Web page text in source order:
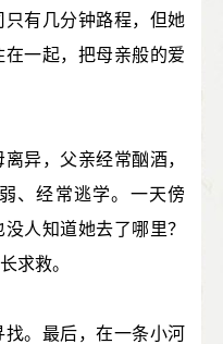
有几分钟路程，但她
一起，把母亲般的爱
异，父亲经常酗酒，
、经常逃学。一天傍
人知道她去了哪里？
求救。
。最后，在一条小河